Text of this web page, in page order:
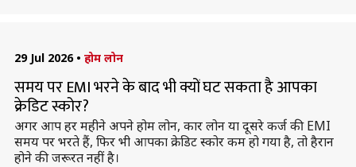
29 Jul 2026 • होम लोन
समय पर EMI भरने के बाद भी क्यों घट सकता है आपका
क्रेडिट स्कोर?
अगर आप हर महीने अपने होम लोन, कार लोन या दूसरे कर्ज की EMI
समय पर भरते हैं, फिर भी आपका क्रेडिट स्कोर कम हो गया है, तो हैरान
होने की जरूरत नहीं है।